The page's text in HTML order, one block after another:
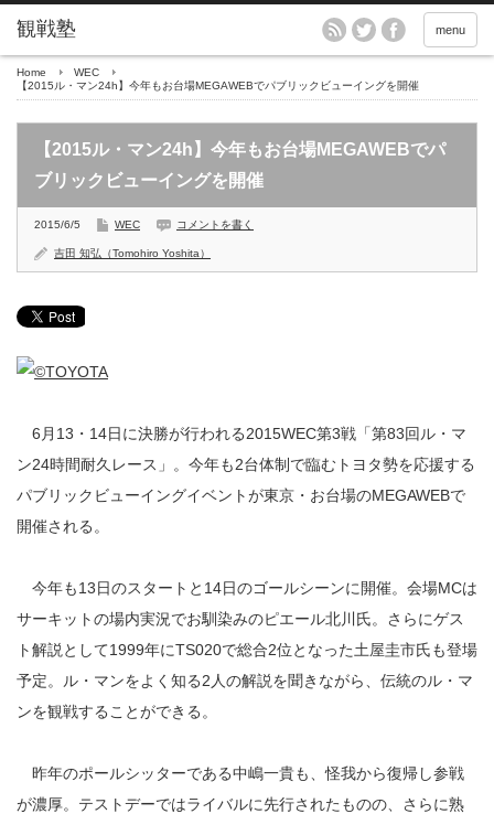
menu
Home
WEC
【2015ル・マン24h】今年もお台場MEGAWEBでパブリックビューイングを開催
【2015ル・マン24h】今年もお台場MEGAWEBでパ
ブリックビューイングを開催
2015/6/5 WEC コメントを書く
吉田 知弘（Tomohiro Yoshita）
6月13・14日に決勝が行われる2015WEC第3戦「第83回ル・マ
ン24時間耐久レース」。今年も2台体制で臨むトヨタ勢を応援する
パブリックビューイングイベントが東京・お台場のMEGAWEBで
開催される。
今年も13日のスタートと14日のゴールシーンに開催。会場MCは
サーキットの場内実況でお馴染みのピエール北川氏。さらにゲス
ト解説として1999年にTS020で総合2位となった土屋圭市氏も登場
予定。ル・マンをよく知る2人の解説を聞きながら、伝統のル・マ
ンを観戦することができる。
昨年のポールシッターである中嶋一貴も、怪我から復帰し参戦
が濃厚。テストデーではライバルに先行されたものの、さらに熟